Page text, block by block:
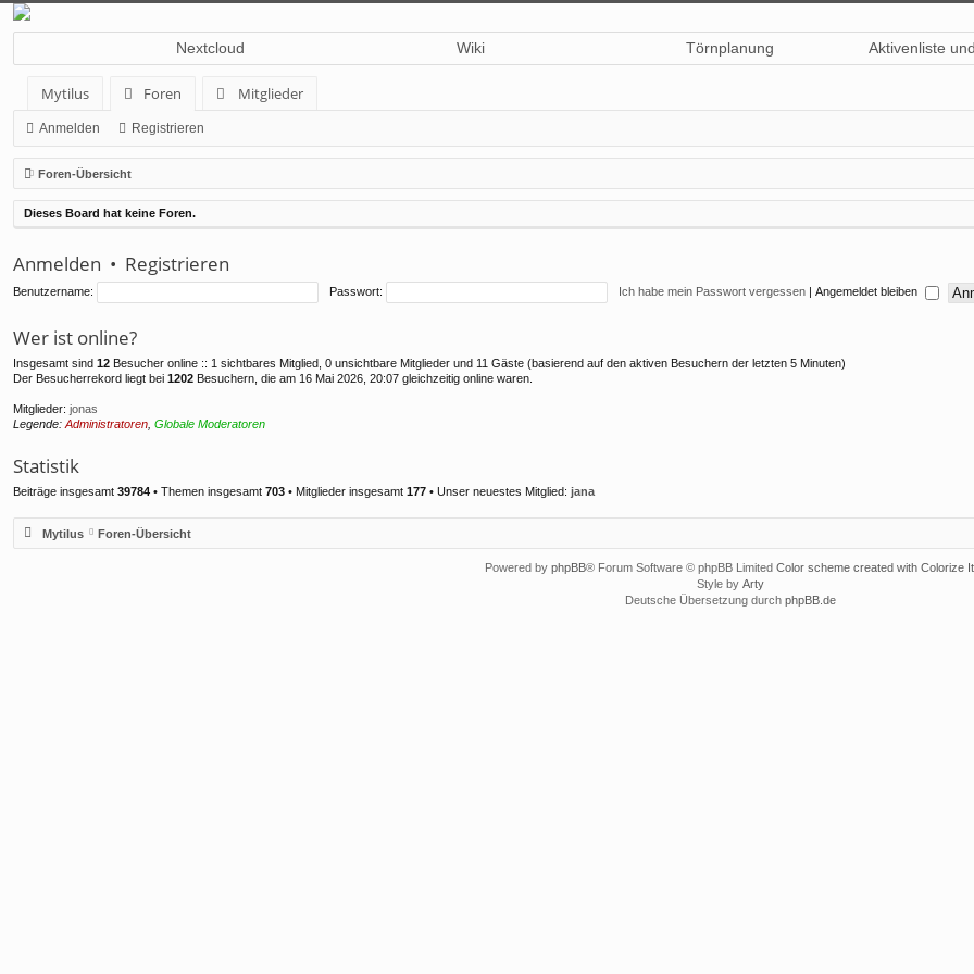
Nextcloud Wiki Törnplanung Aktivenliste
Mytilus Foren
Mitglieder
Anmelden Registrieren
Foren-Übersicht
Dieses Board hat keine Foren.
Anmelden • Registrieren
Benutzername: Passwort: Ich habe mein Passwort vergessen | Angemeldet bleiben
Wer ist online?
Insgesamt sind 12 Besucher online :: 1 sichtbares Mitglied, 0 unsichtbare Mitglieder und 11 Gäste (basierend auf den aktiven Besuchern der letzten 5 Minuten)
Der Besucherrekord liegt bei 1202 Besuchern, die am 16 Mai 2026, 20:07 gleichzeitig online waren.
Mitglieder: jonas
Legende: Administratoren Globale Moderatoren
Statistik
Beiträge insgesamt 39784 • Themen insgesamt 703 • Mitglieder insgesamt 177 • Unser neuestes Mitglied: jana
Mytilus Foren-Übersicht
Powered by phpBB® Forum Software © phpBB Limited Color scheme created with Colorize It.
Style by Arty
Deutsche Übersetzung durch phpBB.de